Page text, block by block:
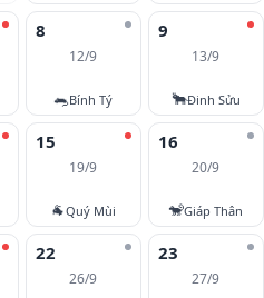
8
12/9
🐀Bính Tý
9
13/9
🐂Đinh Sửu
15
19/9
🐐Quý Mùi
16
20/9
🐒Giáp Thân
22
26/9
23
27/9